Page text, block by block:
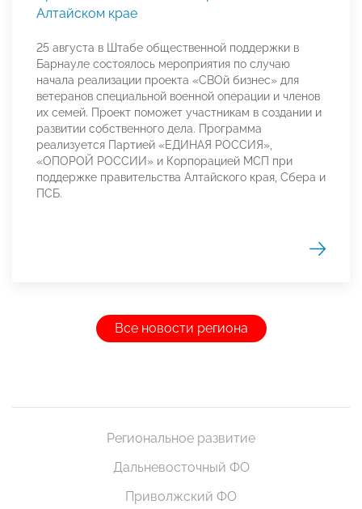
Алтайском крае
25 августа в Штабе общественной поддержки в
Барнауле состоялось мероприятия по случаю
начала реализации проекта «СВОй бизнес» для
ветеранов специальной военной операции и членов
их семей. Проект поможет участникам в создании и
развитии собственного дела. Программа
реализуется Партией «ЕДИНАЯ РОССИЯ»,
«ОПОРОЙ РОССИИ» и Корпорацией МСП при
поддержке правительства Алтайского края, Сбера и
ПСБ.
Все новости региона
Региональное развитие
Дальневосточный ФО
Приволжский ФО